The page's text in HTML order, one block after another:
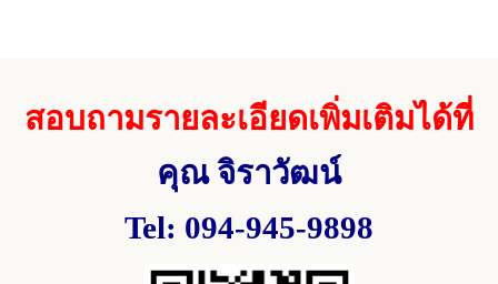
สอบถามรายละเอียดเพิ่มเติมได้ที่
คุณ จิราวัฒน์
Tel: 094-945-9898